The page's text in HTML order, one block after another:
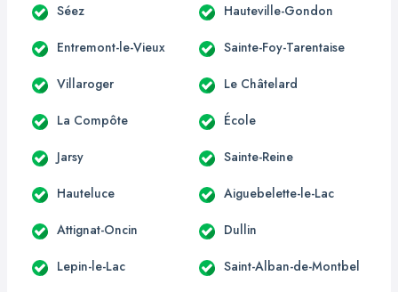
Séez Hauteville-Gondon
Entremont-le-Vieux Sainte-Foy-Tarentaise
Villaroger Le Châtelard
La Compôte École
Jarsy Sainte-Reine
Hauteluce Aiguebelette-le-Lac
Attignat-Oncin Dullin
Lepin-le-Lac Saint-Alban-de-Montbel